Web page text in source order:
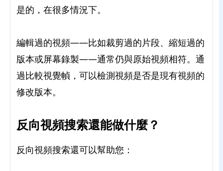
是的，在很多情況下。
編輯過的視頻——比如裁剪過的片段、縮短過的
版本或屏幕錄製——通常仍與原始視頻相符。通
過比較視覺幀，可以檢測視頻是否是現有視頻的
修改版本。
反向視頻搜索還能做什麼？
反向視頻搜索還可以幫助您：